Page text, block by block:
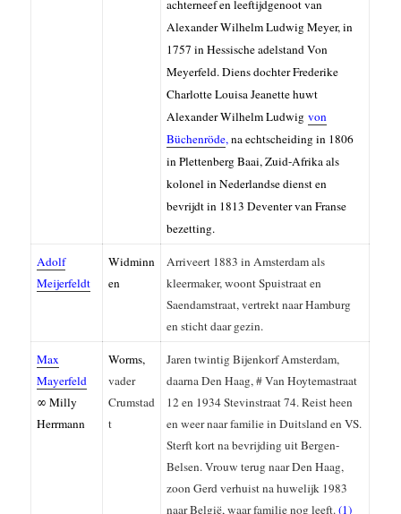
achterneef en leeftijdgenoot van
Alexander Wilhelm Ludwig Meyer, in
1757 in Hessische adelstand Von
Meyerfeld. Diens dochter Frederike
Charlotte Louisa Jeanette huwt
Alexander Wilhelm Ludwig von
Büchenröde,na echtscheiding in 1806
in Plettenberg Baai, Zuid-Afrika als
kolonel in Nederlandse dienst en
bevrijdt in 1813 Deventer van Franse
bezetting.
Adolf
Meijerfeldt
Widminn
en
Arriveert 1883 in Amsterdam als
kleermaker, woont Spuistraat en
Saendamstraat, vertrekt naar Hamburg
en sticht daar gezin.
Max
Mayerfeld
∞ Milly
Herrmann
Worms,
vader
Crumstad
t
Jaren twintig Bijenkorf Amsterdam,
daarna Den Haag, # Van Hoytemastraat
12 en 1934 Stevinstraat 74. Reist heen
en weer naar familie in Duitsland en VS.
Sterft kort na bevrijding uit Bergen-
Belsen. Vrouw terug naar Den Haag,
zoon Gerd verhuist na huwelijk 1983
naar België, waar familie nog leeft.(1)